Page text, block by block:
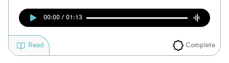
00:00 / 01:13
Complete
Read